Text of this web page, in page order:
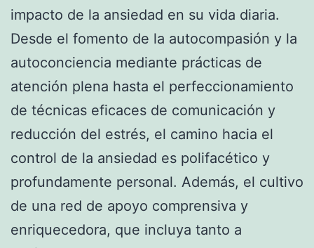
impacto de la ansiedad en su vida diaria.
Desde el fomento de la autocompasión y la
autoconciencia mediante prácticas de
atención plena hasta el perfeccionamiento
de técnicas eficaces de comunicación y
reducción del estrés, el camino hacia el
control de la ansiedad es polifacético y
profundamente personal. Además, el cultivo
de una red de apoyo comprensiva y
enriquecedora, que incluya tanto a